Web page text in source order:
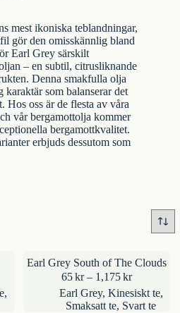
mest ikoniska teblandningar,
gör den omisskännlig bland
Earl Grey särskilt
– en subtil, citrusliknande
Denna smakfulla olja
som balanserar det
Hos oss är de flesta av våra
vår bergamottolja kommer
bergamottkvalitet.
erbjuds dessutom som
från Charles Grey, en brittisk
över hela världen.
,
Earl Grey South of The Clouds
65kr – 1,175kr
65kr
till
Earl Grey, Kinesiskt te,
Smaksatt te, Svart te